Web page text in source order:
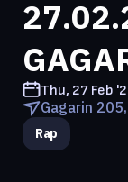
Thu, 27 Feb
Gagarin
Rap